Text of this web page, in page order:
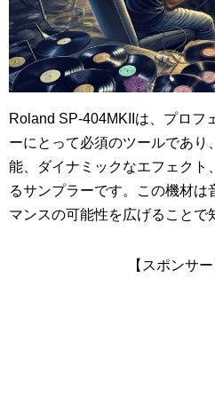
Roland SP-404MKIIは、プロフ
ーにとって必須のツールであり
能、ダイナミックなエフェクト
るサンプラーです。この機材は
マンスの可能性を広げることで
【スポンサ